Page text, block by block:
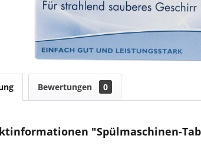
Bewertungen 0
"Spülmaschinen-